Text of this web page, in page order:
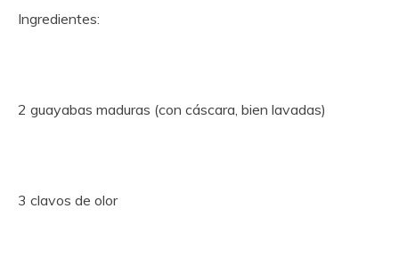
Ingredientes:
2 guayabas maduras (con cáscara, bien lavadas)
3 clavos de olor